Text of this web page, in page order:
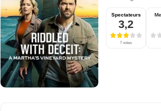
Spectateurs
3,2
7 notes